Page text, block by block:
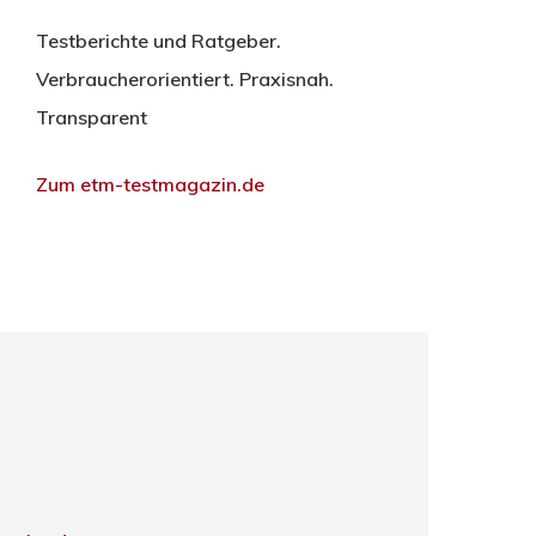
Testberichte und Ratgeber.
Verbraucherorientiert. Praxisnah.
Transparent
Zum etm-testmagazin.de